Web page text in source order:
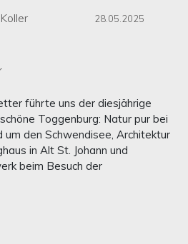
28.05.2025
führte uns der diesjährige
Toggenburg: Natur pur bei
um den Schwendisee, Architektur
in Alt St. Johann und
beim Besuch der